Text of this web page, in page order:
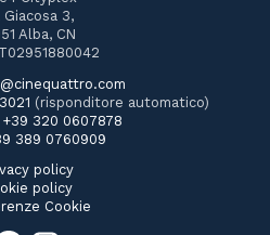
Giacosa 3,
Alba, CN
(risponditore automatico)
+39 320 0607878
389 0760909
policy
policy
Cookie